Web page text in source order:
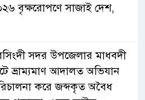
বৃক্ষরোপণে সাজাই দেশ,
সদর উপজেলার মাধবদী
ভ্রাম্যমাণ আদালত অভিযান
করে জব্দকৃত অবৈধ